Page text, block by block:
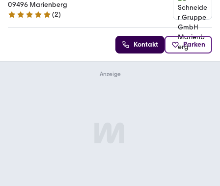
09496 Marienberg
5 Sterne
(2)
Kontakt Parken